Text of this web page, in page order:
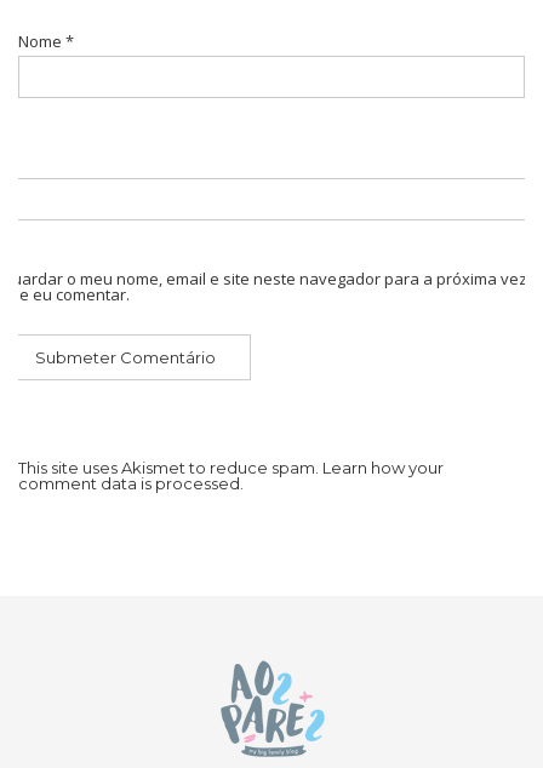
Nome *
Guardar o meu nome, email e site neste navegador para a próxima vez
que eu comentar.
This site uses Akismet to reduce spam. Learn how your
comment data is processed.